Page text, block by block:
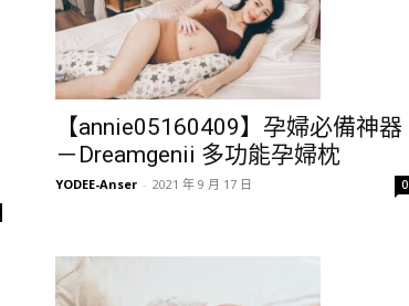
【annie05160409】孕婦必備神器
－Dreamgenii 多功能孕婦枕
YODEE-Anser - 2021 年 9 月 17 日 0